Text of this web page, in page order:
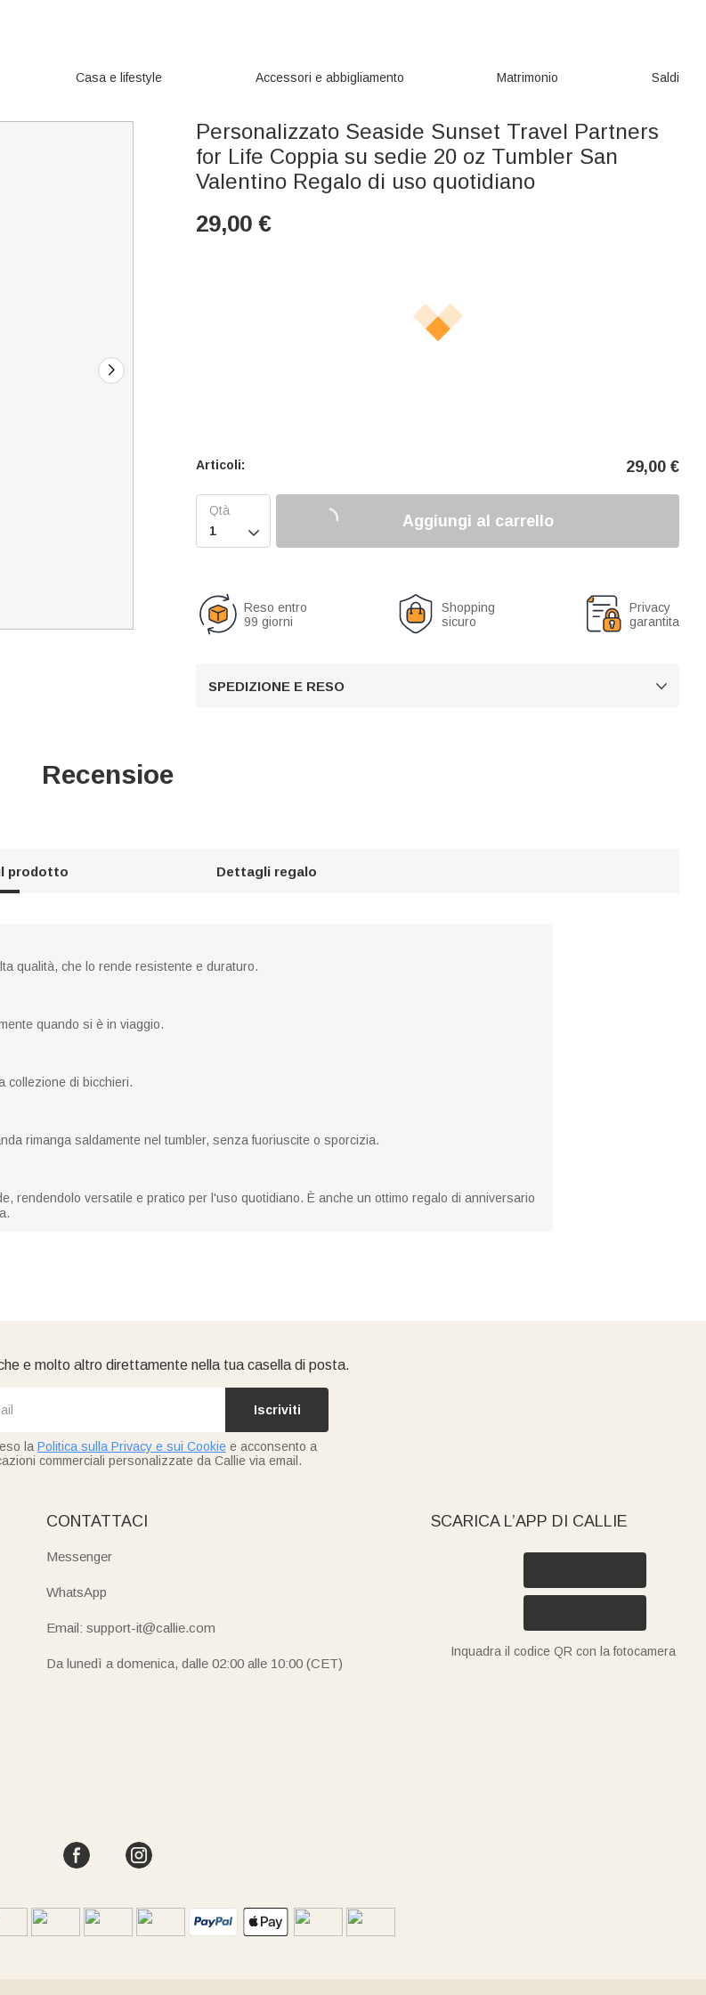
Casa e lifestyle Accessori e abbigliamento Matrimonio Saldi
Personalizzato Seaside Sunset Travel Partners
for Life Coppia su sedie 20 oz Tumbler San
Valentino Regalo di uso quotidiano
29,00 €
Articoli: 29,00 €

Aggiungi al carrello
Reso entro
99 giorni
Shopping
sicuro
Privacy
garantita
SPEDIZIONE E RESO 
Recensioe
prodotto Dettagli regalo
qualità, che lo rende resistente e duraturo.
quando si è in viaggio.
collezione di bicchieri.
rimanga saldamente nel tumbler, senza fuoriuscite o sporcizia.
rendendolo versatile e pratico per l'uso quotidiano. È anche un ottimo regalo di anniversario
e molto altro direttamente nella tua casella di posta.
Iscriviti
la Politica sulla Privacy e sui Cookie e acconsento a
commerciali personalizzate da Callie via email.
CONTATTACI
Messenger
WhatsApp
Email: support-it@callie.com
Da lunedì a domenica, dalle 02:00 alle 10:00 (CET)
SCARICA L’APP DI CALLIE
Inquadra il codice QR con la fotocamera